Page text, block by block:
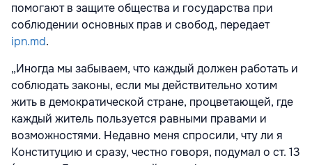
помогают в защите общества и государства при
соблюдении основных прав и свобод, передает
ipn.md.
„Иногда мы забываем, что каждый должен работать и
соблюдать законы, если мы действительно хотим
жить в демократической стране, процветающей, где
каждый житель пользуется равными правами и
возможностями. Недавно меня спросили, чту ли я
Конституцию и сразу, честно говоря, подумал о ст. 13